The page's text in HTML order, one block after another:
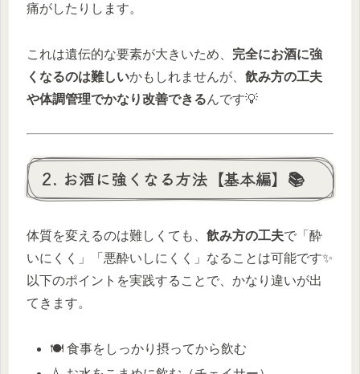
痛がしたりします。
これは遺伝的な要素が大きいため、 完全にお酒に強
くなるのは難しいかもしれませんが、 飲み方の工夫
や体調管理でかなり改善できるんです💡
2. お酒に強くなる方法【基本編】📚
体質を変えるのは難しくても、 飲み方の工夫で「酔
いにくく」「悪酔いしにくく」なることは可能です✨
以下のポイントを実践することで、かなり違いが出
てきます。
🍽 食事をしっかり摂ってから飲む